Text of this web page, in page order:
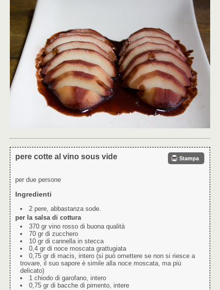
Stampa
pere cotte al vino sous vide
per due persone
Ingredienti
2 pere, abbastanza sode.
per la salsa di cottura
370 gr vino rosso di buona qualità
70 gr di zucchero
10 gr di cannella in stecca
0,4 gr di noce moscata grattugiata
0,75 gr di macis, intero (si può omettere se non si riesce a
trovare, il suo sapore è simile alla noce moscata, ma più
delicato)
1 chiodo di garofano, intero
0,75 gr di bacche di pimento, intere